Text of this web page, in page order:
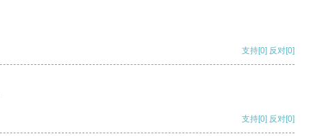
支持[0] 反对[0]
支持[0] 反对[0]